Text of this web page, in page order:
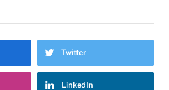
Twitter
LinkedIn